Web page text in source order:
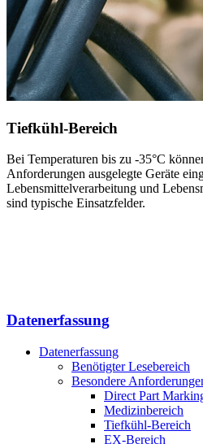
Tiefkühl-Bereich
Bei Temperaturen bis zu -35°C
Anforderungen ausgelegte Geräte
Lebensmittelverarbeitung und
sind typische Einsatzfelder.
Datenerfassung
Datenerfassung
Benötigter Lesebereich
Besondere
Direct Part
Medizinbereich
Tiefkühl-Bereich
EX-Bereich